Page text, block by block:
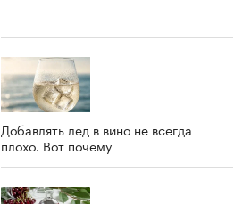
Добавлять лед в вино не всегда
плохо. Вот почему